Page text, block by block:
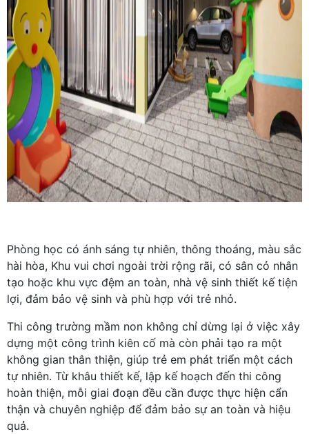
Phòng học có ánh sáng tự nhiên, thông thoáng, màu sắc
hài hòa, Khu vui chơi ngoài trời rộng rãi, có sân cỏ nhân
tạo hoặc khu vực đệm an toàn, nhà vệ sinh thiết kế tiện
lợi, đảm bảo vệ sinh và phù hợp với trẻ nhỏ.
Thi công trường mầm non không chỉ dừng lại ở việc xây
dựng một công trình kiên cố mà còn phải tạo ra một
không gian thân thiện, giúp trẻ em phát triển một cách
tự nhiên. Từ khâu thiết kế, lập kế hoạch đến thi công
hoàn thiện, mỗi giai đoạn đều cần được thực hiện cẩn
thận và chuyên nghiệp để đảm bảo sự an toàn và hiệu
quả.